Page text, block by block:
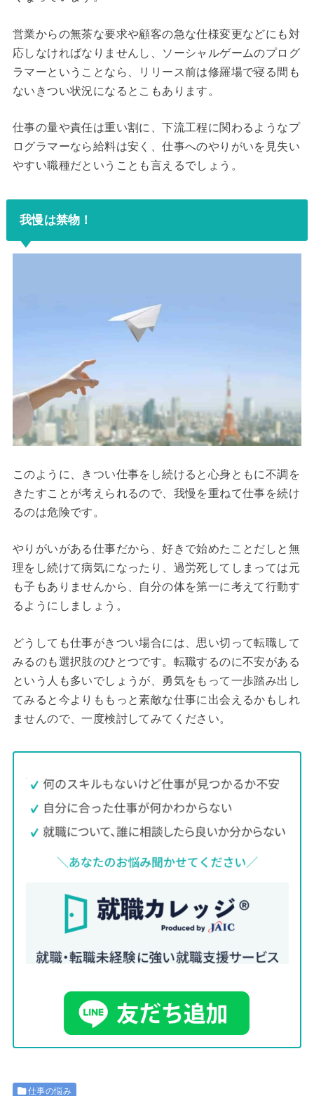
営業からの無茶な要求や顧客の急な仕様変更などにも対
応しなければなりませんし、ソーシャルゲームのプログ
ラマーということなら、リリース前は修羅場で寝る間も
ないきつい状況になるとこもあります。
仕事の量や責任は重い割に、下流工程に関わるようなプ
ログラマーなら給料は安く、仕事へのやりがいを見失い
やすい職種だということも言えるでしょう。
我慢は禁物！
このように、きつい仕事をし続けると心身ともに不調を
きたすことが考えられるので、我慢を重ねて仕事を続け
るのは危険です。
やりがいがある仕事だから、好きで始めたことだしと無
理をし続けて病気になったり、過労死してしまっては元
も子もありませんから、自分の体を第一に考えて行動す
るようにしましょう。
どうしても仕事がきつい場合には、思い切って転職して
みるのも選択肢のひとつです。転職するのに不安がある
という人も多いでしょうが、勇気をもって一歩踏み出し
てみると今よりももっと素敵な仕事に出会えるかもしれ
ませんので、一度検討してみてください。
仕事の悩み